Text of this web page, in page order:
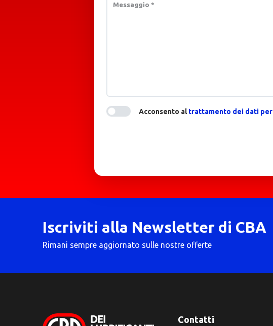
Messaggio *
Acconsento altrattamento dei dati
Iscriviti alla Newsletter di CBA
Rimani sempre aggiornato sulle nostre offerte
Contatti